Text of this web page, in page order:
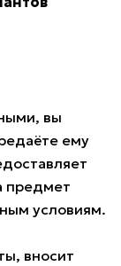
вы
ему
предмет
условиям.
вносит